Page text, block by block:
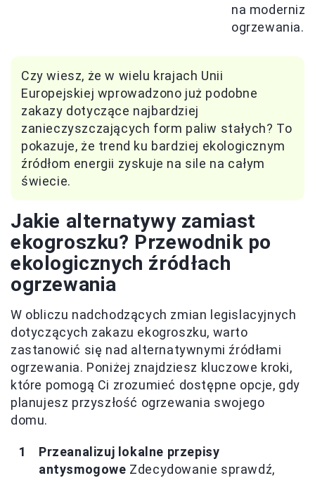
na
ogrzewania.
Czy wiesz, że w wielu krajach Unii
Europejskiej wprowadzono już podobne
zakazy dotyczące najbardziej
zanieczyszczających form paliw stałych? To
pokazuje, że trend ku bardziej ekologicznym
źródłom energii zyskuje na sile na całym
świecie.
Jakie alternatywy zamiast
ekogroszku? Przewodnik po
ekologicznych źródłach
ogrzewania
W obliczu nadchodzących zmian legislacyjnych
dotyczących zakazu ekogroszku, warto
zastanowić się nad alternatywnymi źródłami
ogrzewania. Poniżej znajdziesz kluczowe kroki,
które pomogą Ci zrozumieć dostępne opcje, gdy
planujesz przyszłość ogrzewania swojego
domu.
Przeanalizuj lokalne przepisy
antysmogowe Zdecydowanie sprawdź,